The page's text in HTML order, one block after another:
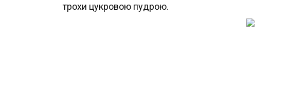
трохи цукровою пудрою.